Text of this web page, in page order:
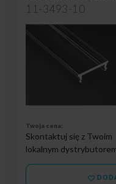
11-3493-10
Twoja cena:
Skontaktuj się z Twoim
lokalnym